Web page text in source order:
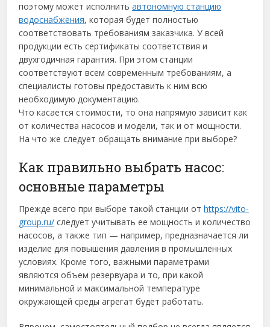
поэтому может исполнитьавтономную станцию
водоснабжения, которая будет полностью
соответствовать требованиям заказчика. У всей
продукции есть сертификаты соответствия и
двухгодичная гарантия. При этом станции
соответствуют всем современным требованиям, а
специалисты готовы предоставить к ним всю
необходимую документацию.
Что касается стоимости, то она напрямую зависит как
от количества насосов и модели, так и от мощности.
На что же следует обращать внимание при выборе?
Как правильно выбрать насос:
основные параметры
Прежде всего при выборе такой станции отhttps://vito-
group.ru/ следует учитывать ее мощность и количество
насосов, а также тип — например, предназначается ли
изделие для повышения давления в промышленных
условиях. Кроме того, важными параметрами
являются объем резервуара и то, при какой
минимальной и максимальной температуре
окружающей среды агрегат будет работать.